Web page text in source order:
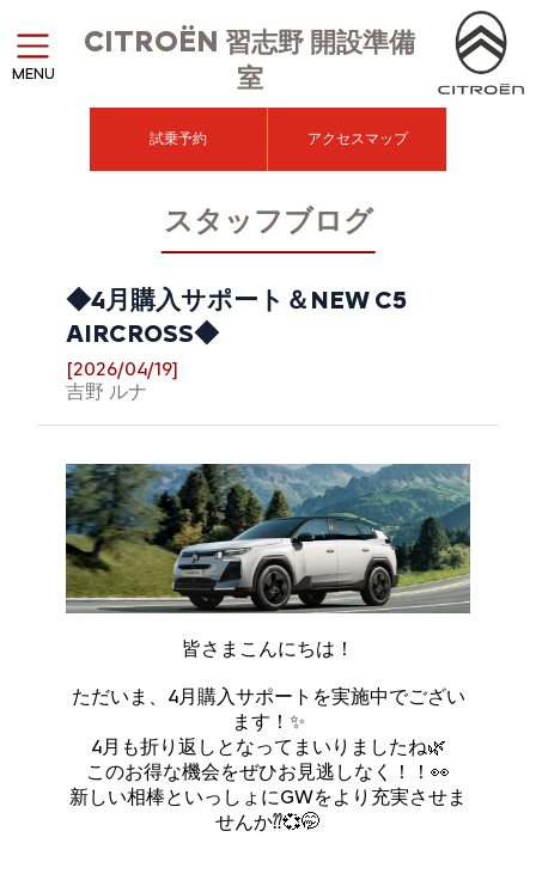
CITROËN 習志野 開設準備
室
MENU
試乗予約 アクセスマップ
スタッフブログ
◆4月購入サポート＆NEW C5
AIRCROSS◆
[2026/04/19]
吉野 ルナ
皆さまこんにちは！
ただいま、4月購入サポートを実施中でござい
ます！✨
4月も折り返しとなってまいりましたね🌿
このお得な機会をぜひお見逃しなく！！👀
新しい相棒といっしょにGWをより充実させま
せんか⁇💞🤭